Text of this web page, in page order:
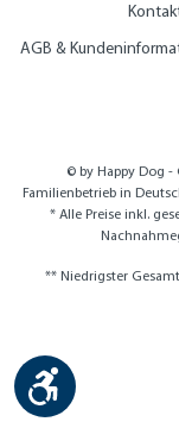
AGB &
© by Happy Dog
Familienbetrieb in
* Alle Preise inkl.
** Niedrigster
Werkzeugleiste